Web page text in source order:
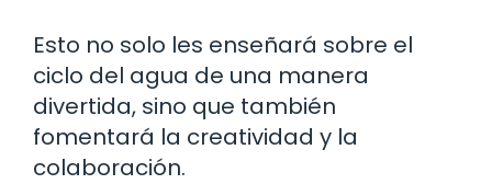
Esto no solo les enseñará sobre el
ciclo del agua de una manera
divertida, sino que también
fomentará la creatividad y la
colaboración.